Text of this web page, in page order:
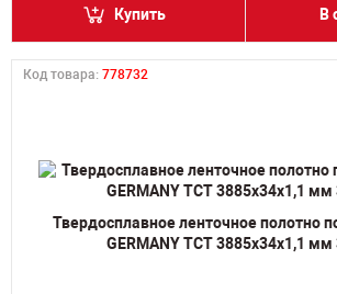
Купить В
Код товара: 778732
Твердосплавное ленточное полотно
GERMANY TCT 3885х34х1,1 мм